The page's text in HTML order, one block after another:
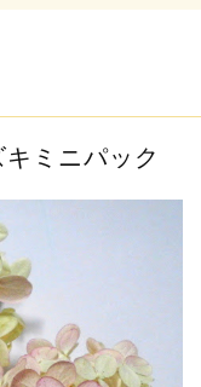
ミニパック